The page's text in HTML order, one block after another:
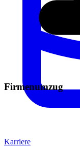
Firmenumzug
Karriere